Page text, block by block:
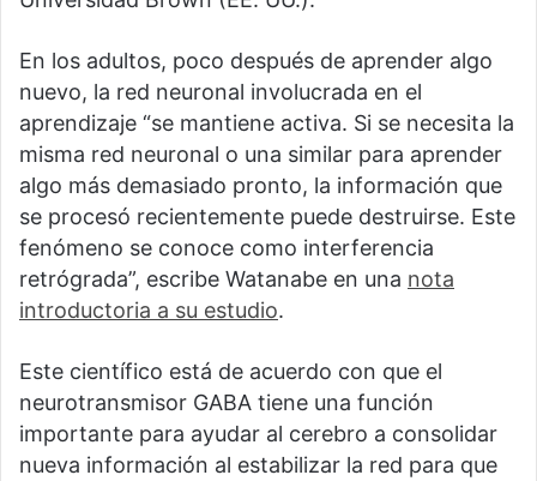
En los adultos, poco después de aprender algo
nuevo, la red neuronal involucrada en el
aprendizaje “se mantiene activa. Si se necesita la
misma red neuronal o una similar para aprender
algo más demasiado pronto, la información que
se procesó recientemente puede destruirse. Este
fenómeno se conoce como interferencia
retrógrada”, escribe Watanabe en una nota
introductoria a su estudio.
Este científico está de acuerdo con que el
neurotransmisor GABA tiene una función
importante para ayudar al cerebro a consolidar
nueva información al estabilizar la red para que